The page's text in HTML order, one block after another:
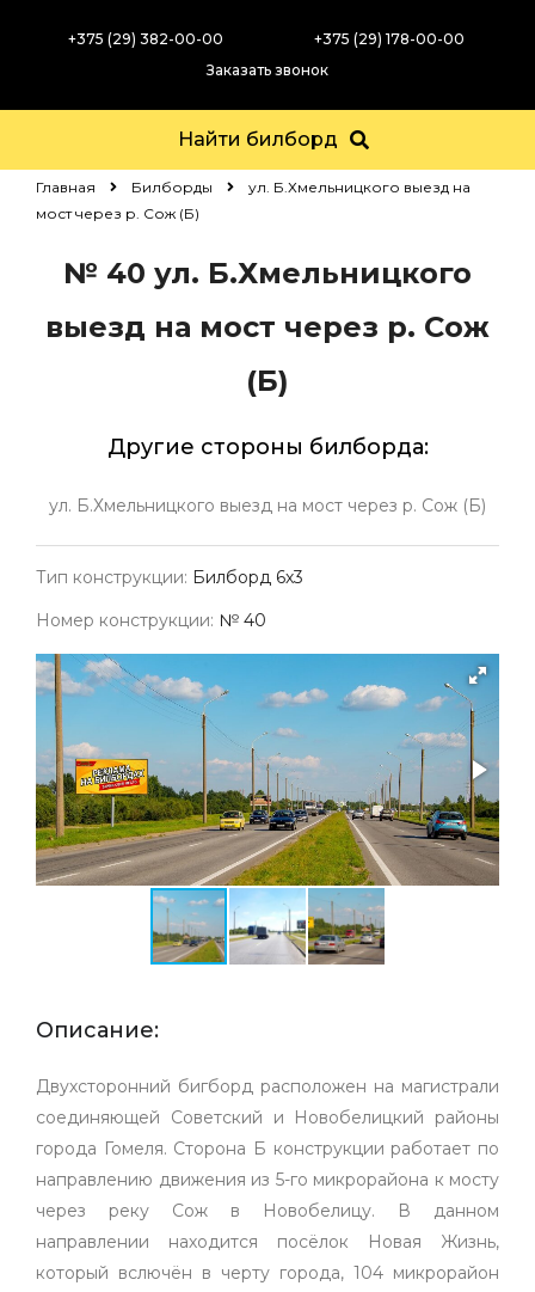
+375 (29) 382-00-00
+375 (29) 178-00-00
Заказать звонок
Найти билборд
Главная Билборды
ул. Б.Хмельницкого выезд на
мост через р. Сож (Б)
№ 40 ул. Б.Хмельницкого
выезд на мост через р. Сож
(Б)
Другие стороны билборда:
ул. Б.Хмельницкого выезд на мост через р. Сож (Б)
Тип конструкции: Билборд 6х3
Номер конструкции: № 40
Описание:
Двухсторонний бигборд расположен на магистрали
соединяющей Советский и Новобелицкий районы
города Гомеля. Сторона Б конструкции работает по
направлению движения из 5-го микрорайона к мосту
через реку Сож в Новобелицу. В данном
направлении находится посёлок Новая Жизнь,
который вслючён в черту города, 104 микрорайон